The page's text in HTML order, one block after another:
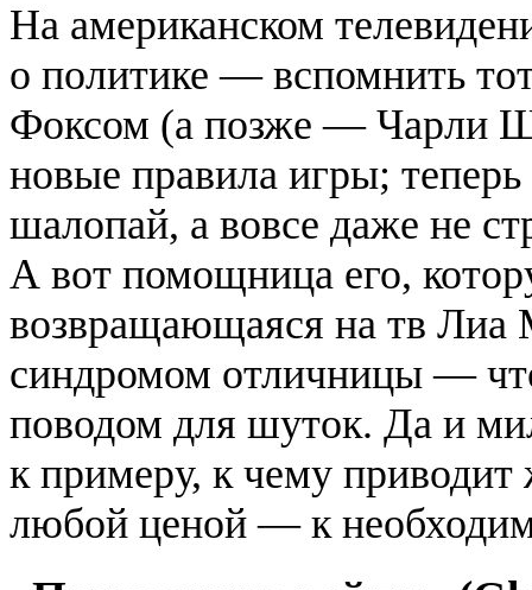
На американском
о политике — вспомнить
Фоксом (а позже — Чарли
новые правила игры;
шалопай, а вовсе даже не
А вот помощница его,
возвращающаяся на тв Лиа
синдромом отличницы —
поводом для шуток. Да и
к примеру, к чему приводит
любой ценой — к